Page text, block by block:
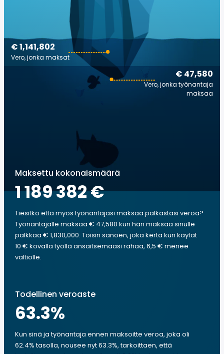
€ 47,580
Vero, jonka työnantaja
maksaa
€ 1,141,802
Vero, jonka maksat
Maksettu kokonaismäärä
1 189 382 €
Tiesitkö että myös työnantajasi maksaa palkastasi veroa?
Työnantajalle maksaa € 47,580 kun hän maksaa sinulle
palkkaa € 1,830,000. Toisin sanoen, joka kerta kun käytät
10 € kovalla työllä ansaitsemaasi rahaa, 6,5 € menee
valtiolle.
Todellinen veroaste
63.3%
Kun sinä ja työnantaja ennen maksoitte veroa, joka oli
62.4% tasolla, nousee nyt 63.3%, tarkoittaen, että